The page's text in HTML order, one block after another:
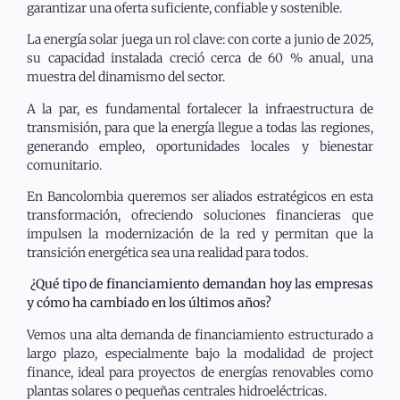
garantizar una oferta suficiente, confiable y sostenible.
La energía solar juega un rol clave: con corte a junio de 2025,
su capacidad instalada creció cerca de 60 % anual, una
muestra del dinamismo del sector.
A la par, es fundamental fortalecer la infraestructura de
transmisión, para que la energía llegue a todas las regiones,
generando empleo, oportunidades locales y bienestar
comunitario.
En Bancolombia queremos ser aliados estratégicos en esta
transformación, ofreciendo soluciones financieras que
impulsen la modernización de la red y permitan que la
transición energética sea una realidad para todos.
¿Qué tipo de financiamiento demandan hoy las empresas
y cómo ha cambiado en los últimos años?
Vemos una alta demanda de financiamiento estructurado a
largo plazo, especialmente bajo la modalidad de project
finance, ideal para proyectos de energías renovables como
plantas solares o pequeñas centrales hidroeléctricas.